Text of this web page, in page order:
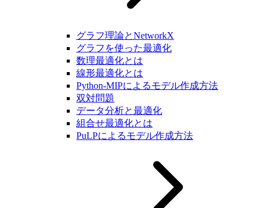
グラフ理論とNetworkX
グラフを使った最適化
数理最適化とは
線形最適化とは
Python-MIPによるモデル作成方法
双対問題
データ分析と最適化
組合せ最適化とは
PuLPによるモデル作成方法